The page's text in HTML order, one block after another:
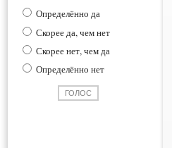
Определённо да
Скорее да, чем нет
Скорее нет, чем да
Определённо нет